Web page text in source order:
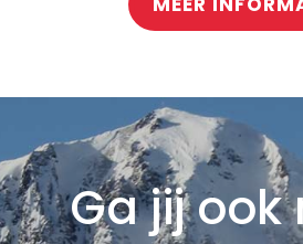
Ga jij ook